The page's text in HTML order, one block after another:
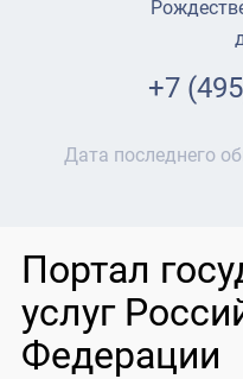
+7
Дата последнего
Портал
услуг
Федерации